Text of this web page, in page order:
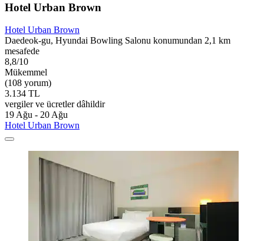
Hotel Urban Brown
Hotel Urban Brown
Daedeok-gu, Hyundai Bowling Salonu konumundan 2,1 km
mesafede
8,8/10
Mükemmel
(108 yorum)
3.134 TL
vergiler ve ücretler dâhildir
19 Ağu - 20 Ağu
Hotel Urban Brown